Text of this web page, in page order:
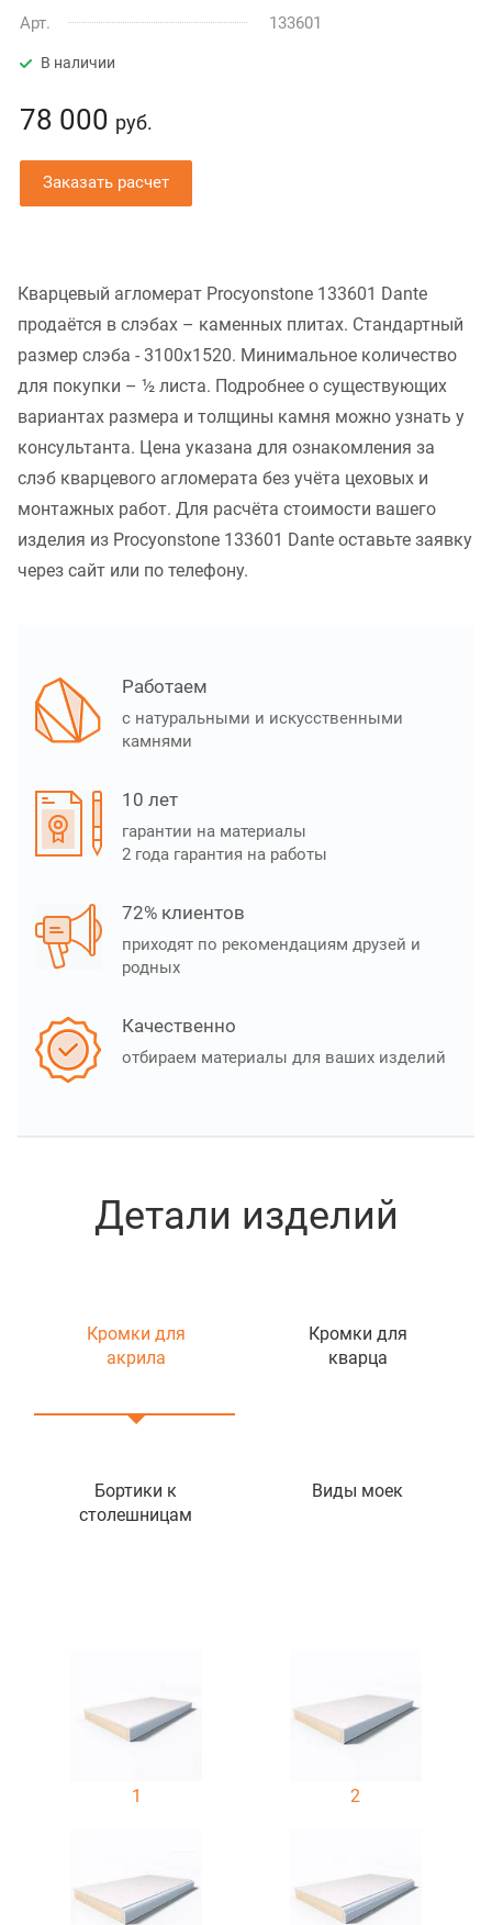
Арт.
133601
В наличии
78 000 руб.
Заказать расчет
Кварцевый агломерат Procyonstone 133601 Dante
продаётся в слэбах – каменных плитах. Стандартный
размер слэба - 3100x1520. Минимальное количество
для покупки – ½ листа. Подробнее о существующих
вариантах размера и толщины камня можно узнать у
консультанта. Цена указана для ознакомления за
слэб кварцевого агломерата без учёта цеховых и
монтажных работ. Для расчёта стоимости вашего
изделия из Procyonstone 133601 Dante оставьте заявку
через сайт или по телефону.
Работаем
с натуральными и искусственными
камнями
10 лет
гарантии на материалы
2 года гарантия на работы
72% клиентов
приходят по рекомендациям друзей и
родных
Качественно
отбираем материалы для ваших изделий
Детали изделий
Кромки для
акрила
Кромки для
кварца
Бортики к
столешницам
Виды моек
1 2